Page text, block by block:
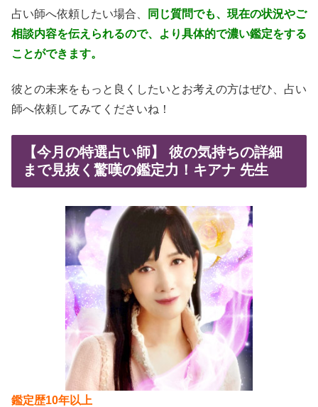
占い師へ依頼したい場合、
同じ質問でも、現在の状況やご
相談内容を伝えられるので、より具体的で濃い鑑定をする
ことができます。
彼との未来をもっと良くしたいとお考えの方はぜひ、占い
師へ依頼してみてくださいね！
【今月の特選占い師】 彼の気持ちの詳細
まで見抜く驚嘆の鑑定力！キアナ 先生
鑑定歴10年以上